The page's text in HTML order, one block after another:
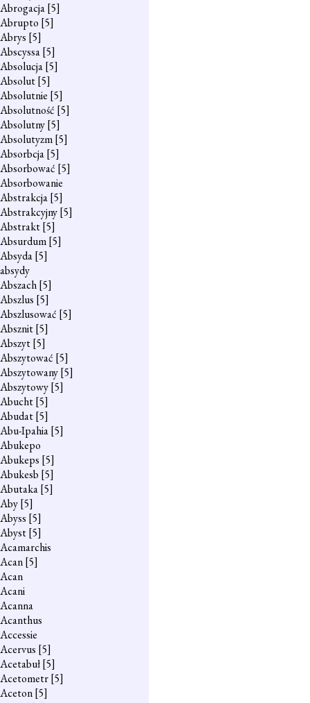
Abrogacja[5]
Abrupto [5]
Abrys [5]
Abscyssa[5]
Absolucja[5]
Absolut[5]
Absolutnie [5]
Absolutność [5]
Absolutny[5]
Absolutyzm[5]
Absorbcja[5]
Absorbować [5]
Absorbowanie
Abstrakcja[5]
Abstrakcyjny[5]
Abstrakt[5]
Absurdum[5]
Absyda[5]
absydy
Abszach[5]
Abszlus [5]
Abszlusować [5]
Absznit[5]
Abszyt[5]
Abszytować [5]
Abszytowany[5]
Abszytowy[5]
Abucht[5]
Abudat[5]
Abu-Ipahia[5]
Abukepo
Abukeps [5]
Abukesb [5]
Abutaka[5]
Aby[5]
Abyss [5]
Abyst[5]
Acamarchis
Acan[5]
Acan
Acani
Acanna
Acanthus
Accessie
Acervus [5]
Acetabuł[5]
Acetometr[5]
Aceton[5]